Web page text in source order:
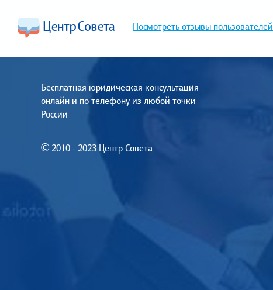
Посмотреть отзывы пользователей
Бесплатная юридическая консультация
онлайн и по телефону из любой точки
России
© 2010 - 2023 Центр Совета